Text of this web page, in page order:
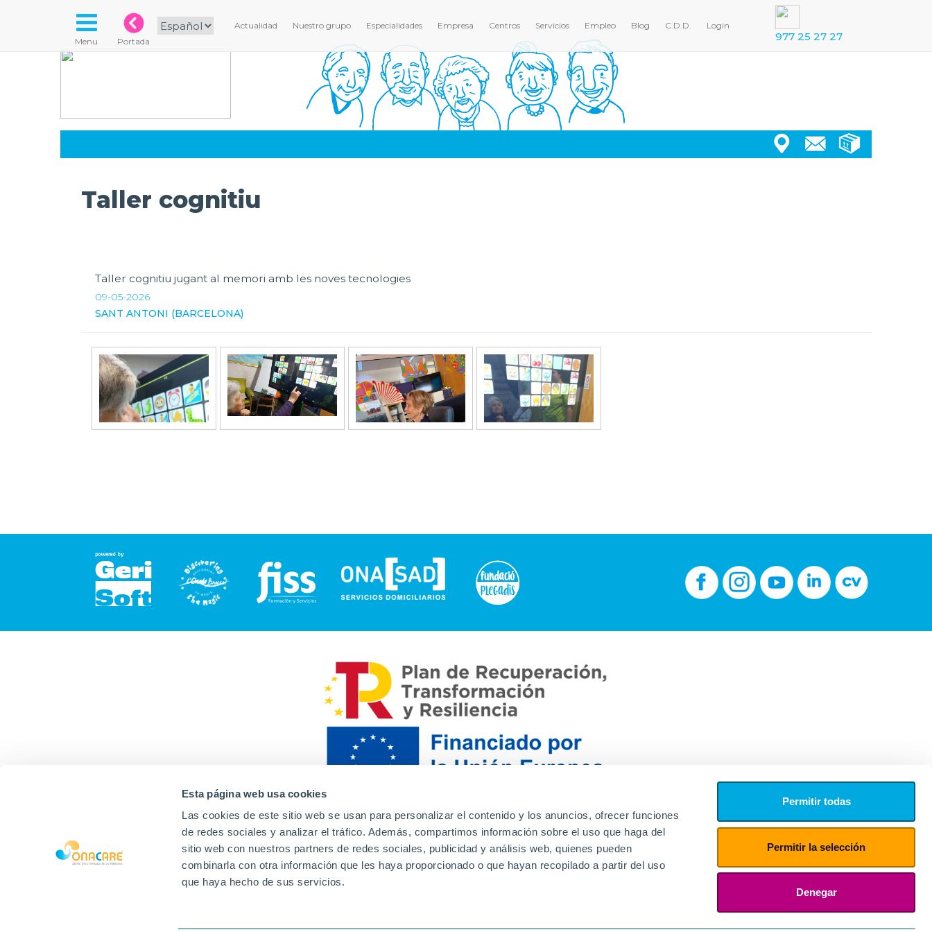
Esta página web usa cookies
Las cookies de este sitio web se usan para personalizar el contenido y los anuncios, ofrecer funciones
de redes sociales y analizar el tráfico. Además, compartimos información sobre el uso que haga del
sitio web con nuestros partners de redes sociales, publicidad y análisis web, quienes pueden
combinarla con otra información que les haya proporcionado o que hayan recopilado a partir del uso
que haya hecho de sus servicios.
Permitir todas
Permitir la selección
Denegar
Actualidad Nuestro grupo Especialidades Empresa Centros Servicios Empleo Blog C.D.D. Login
977 25 27 27
Menu Portada
Taller cognitiu
Taller cognitiu jugant al memori amb les noves tecnologies
09-05-2026
SANT ANTONI (BARCELONA)
Contacto Canal de denuncias Envia tu CV
Proveedores
Aviso Legal